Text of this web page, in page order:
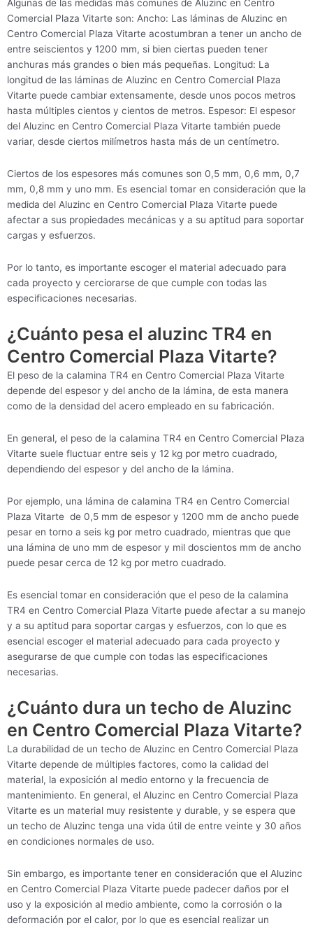
Algunas de las medidas más comunes de Aluzinc en Centro
Comercial Plaza Vitarte son: Ancho: Las láminas de Aluzinc en
Centro Comercial Plaza Vitarte acostumbran a tener un ancho de
entre seiscientos y 1200 mm, si bien ciertas pueden tener
anchuras más grandes o bien más pequeñas. Longitud: La
longitud de las láminas de Aluzinc en Centro Comercial Plaza
Vitarte puede cambiar extensamente, desde unos pocos metros
hasta múltiples cientos y cientos de metros. Espesor: El espesor
del Aluzinc en Centro Comercial Plaza Vitarte también puede
variar, desde ciertos milímetros hasta más de un centímetro.
Ciertos de los espesores más comunes son 0,5 mm, 0,6 mm, 0,7
mm, 0,8 mm y uno mm. Es esencial tomar en consideración que la
medida del Aluzinc en Centro Comercial Plaza Vitarte puede
afectar a sus propiedades mecánicas y a su aptitud para soportar
cargas y esfuerzos.
Por lo tanto, es importante escoger el material adecuado para
cada proyecto y cerciorarse de que cumple con todas las
especificaciones necesarias.
¿Cuánto pesa el aluzinc TR4 en
Centro Comercial Plaza Vitarte?
El peso de la calamina TR4 en Centro Comercial Plaza Vitarte
depende del espesor y del ancho de la lámina, de esta manera
como de la densidad del acero empleado en su fabricación.
En general, el peso de la calamina TR4 en Centro Comercial Plaza
Vitarte suele fluctuar entre seis y 12 kg por metro cuadrado,
dependiendo del espesor y del ancho de la lámina.
Por ejemplo, una lámina de calamina TR4 en Centro Comercial
Plaza Vitarte de 0,5 mm de espesor y 1200 mm de ancho puede
pesar en torno a seis kg por metro cuadrado, mientras que que
una lámina de uno mm de espesor y mil doscientos mm de ancho
puede pesar cerca de 12 kg por metro cuadrado.
Es esencial tomar en consideración que el peso de la calamina
TR4 en Centro Comercial Plaza Vitarte puede afectar a su manejo
y a su aptitud para soportar cargas y esfuerzos, con lo que es
esencial escoger el material adecuado para cada proyecto y
asegurarse de que cumple con todas las especificaciones
necesarias.
¿Cuánto dura un techo de Aluzinc
en Centro Comercial Plaza Vitarte?
La durabilidad de un techo de Aluzinc en Centro Comercial Plaza
Vitarte depende de múltiples factores, como la calidad del
material, la exposición al medio entorno y la frecuencia de
mantenimiento. En general, el Aluzinc en Centro Comercial Plaza
Vitarte es un material muy resistente y durable, y se espera que
un techo de Aluzinc tenga una vida útil de entre veinte y 30 años
en condiciones normales de uso.
Sin embargo, es importante tener en consideración que el Aluzinc
en Centro Comercial Plaza Vitarte puede padecer daños por el
uso y la exposición al medio ambiente, como la corrosión o la
deformación por el calor, por lo que es esencial realizar un